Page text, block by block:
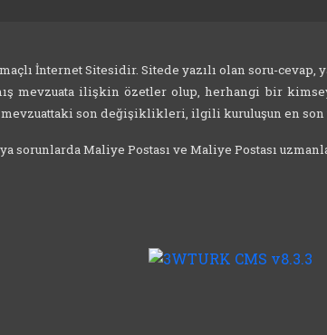
İnternet Sitesidir. Sitede yazılı olan soru-
mevzuata ilişkin özetler olup, herhangi bir
son değişiklikleri, ilgili kuruluşun en son
sorunlarda Maliye Postası ve Maliye Postası